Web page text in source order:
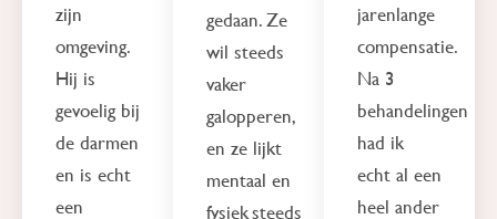
zijn
omgeving.
Hij is
gevoelig bij
de darmen
en is echt
een
gedaan. Ze
wil steeds
vaker
galopperen,
en ze lijkt
mentaal en
fysiek steeds
jarenlange
compensatie.
Na 3
behandelingen
had ik
echt al een
heel ander